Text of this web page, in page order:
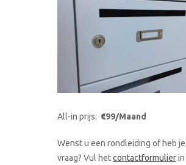
All-in prijs: €99/Maand
Wenst u een rondleiding of heb
vraag? Vul hetcontactformulier